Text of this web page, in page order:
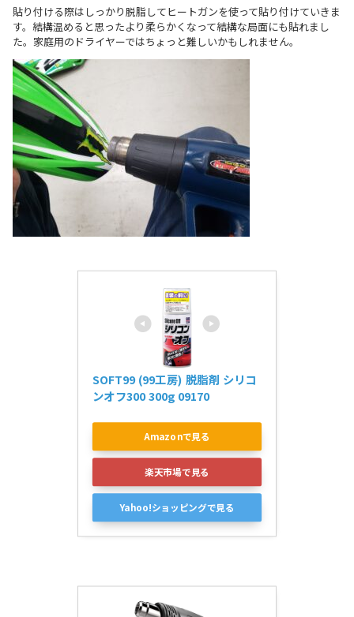
貼り付ける際はしっかり脱脂してヒートガンを使って貼り付けていきま
す。結構温めると思ったより柔らかくなって結構な局面にも貼れまし
た。家庭用のドライヤーではちょっと難しいかもしれません。
SOFT99 (99工房) 脱脂剤 シリコ
ンオフ300 300g 09170
Amazonで見る
楽天市場で見る
Yahoo!ショッピングで見る